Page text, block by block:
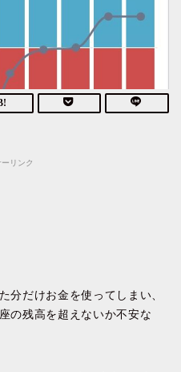
リンク
分だけお金を使ってしまい、
の残高を超えないか不安な